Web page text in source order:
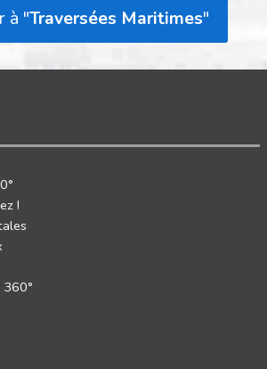
à "Traversées Maritimes"
!